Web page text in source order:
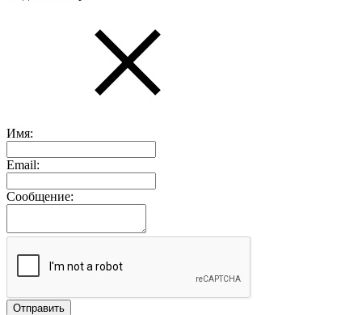
Имя:
Email:
Сообщение: